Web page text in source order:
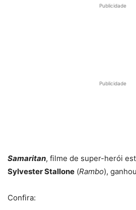
Publicidade
Publicidade
Samaritan, filme de super-herói
Sylvester Stallone (Rambo),
Confira: